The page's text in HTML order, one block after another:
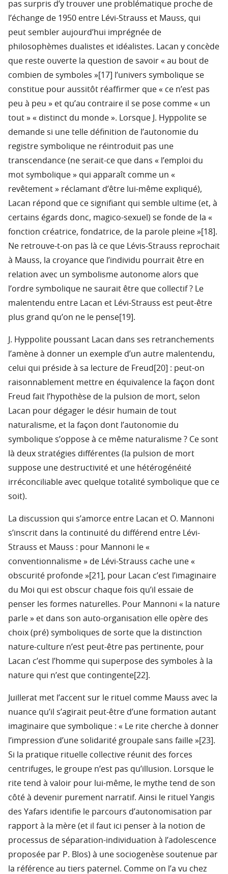
pas surpris d’y trouver une problématique proche de
l’échange de 1950 entre Lévi-Strauss et Mauss, qui
peut sembler aujourd’hui imprégnée de
philosophèmes dualistes et idéalistes. Lacan y concède
que reste ouverte la question de savoir « au bout de
combien de symboles »[17] l’univers symbolique se
constitue pour aussitôt réaffirmer que « ce n’est pas
peu à peu » et qu’au contraire il se pose comme « un
tout » « distinct du monde ». Lorsque J. Hyppolite se
demande si une telle définition de l’autonomie du
registre symbolique ne réintroduit pas une
transcendance (ne serait-ce que dans « l’emploi du
mot symbolique » qui apparaît comme un «
revêtement » réclamant d’être lui-même expliqué),
Lacan répond que ce signifiant qui semble ultime (et, à
certains égards donc, magico-sexuel) se fonde de la «
fonction créatrice, fondatrice, de la parole pleine »[18].
Ne retrouve-t-on pas là ce que Lévis-Strauss reprochait
à Mauss, la croyance que l’individu pourrait être en
relation avec un symbolisme autonome alors que
l’ordre symbolique ne saurait être que collectif ? Le
malentendu entre Lacan et Lévi-Strauss est peut-être
plus grand qu’on ne le pense[19].
J. Hyppolite poussant Lacan dans ses retranchements
l’amène à donner un exemple d’un autre malentendu,
celui qui préside à sa lecture de Freud[20] : peut-on
raisonnablement mettre en équivalence la façon dont
Freud fait l’hypothèse de la pulsion de mort, selon
Lacan pour dégager le désir humain de tout
naturalisme, et la façon dont l’autonomie du
symbolique s’oppose à ce même naturalisme ? Ce sont
là deux stratégies différentes (la pulsion de mort
suppose une destructivité et une hétérogénéité
irréconciliable avec quelque totalité symbolique que ce
soit).
La discussion qui s’amorce entre Lacan et O. Mannoni
s’inscrit dans la continuité du différend entre Lévi-
Strauss et Mauss : pour Mannoni le «
conventionnalisme » de Lévi-Strauss cache une «
obscurité profonde »[21], pour Lacan c’est l’imaginaire
du Moi qui est obscur chaque fois qu’il essaie de
penser les formes naturelles. Pour Mannoni « la nature
parle » et dans son auto-organisation elle opère des
choix (pré) symboliques de sorte que la distinction
nature-culture n’est peut-être pas pertinente, pour
Lacan c’est l’homme qui superpose des symboles à la
nature qui n’est que contingente[22].
Juillerat met l’accent sur le rituel comme Mauss avec la
nuance qu’il s’agirait peut-être d’une formation autant
imaginaire que symbolique : « Le rite cherche à donner
l’impression d’une solidarité groupale sans faille »[23].
Si la pratique rituelle collective réunit des forces
centrifuges, le groupe n’est pas qu’illusion. Lorsque le
rite tend à valoir pour lui-même, le mythe tend de son
côté à devenir purement narratif. Ainsi le rituel Yangis
des Yafars identifie le parcours d’autonomisation par
rapport à la mère (et il faut ici penser à la notion de
processus de séparation-individuation à l’adolescence
proposée par P. Blos) à une sociogenèse soutenue par
la référence au tiers paternel. Comme on l’a vu chez